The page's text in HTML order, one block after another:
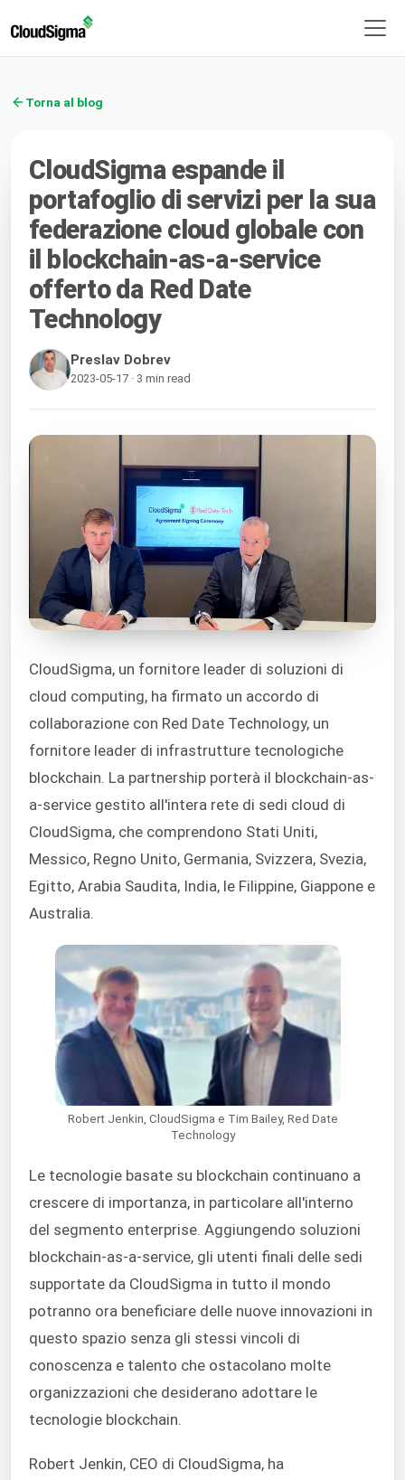
Torna al blog
CloudSigma espande il
portafoglio di servizi per la sua
federazione cloud globale con
il blockchain-as-a-service
offerto da Red Date
Technology
Preslav Dobrev
2023-05-17 · 3 min read
CloudSigma, un fornitore leader di soluzioni di
cloud computing, ha firmato un accordo di
collaborazione con Red Date Technology, un
fornitore leader di infrastrutture tecnologiche
blockchain. La partnership porterà il blockchain-as-
a-service gestito all'intera rete di sedi cloud di
CloudSigma, che comprendono Stati Uniti,
Messico, Regno Unito, Germania, Svizzera, Svezia,
Egitto, Arabia Saudita, India, le Filippine, Giappone e
Australia.
Robert Jenkin, CloudSigma e Tim Bailey, Red Date
Technology
Le tecnologie basate su blockchain continuano a
crescere di importanza, in particolare all'interno
del segmento enterprise. Aggiungendo soluzioni
blockchain-as-a-service, gli utenti finali delle sedi
supportate da CloudSigma in tutto il mondo
potranno ora beneficiare delle nuove innovazioni in
questo spazio senza gli stessi vincoli di
conoscenza e talento che ostacolano molte
organizzazioni che desiderano adottare le
tecnologie blockchain.
Robert Jenkin, CEO di CloudSigma, ha